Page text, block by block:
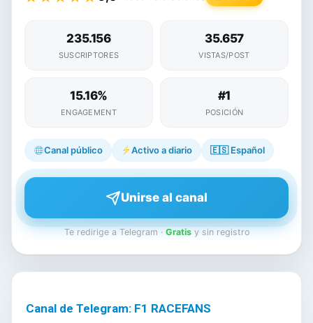
235.156
SUSCRIPTORES
35.657
VISTAS/POST
15.16%
ENGAGEMENT
#1
POSICIÓN
Canal público Activo a diario 🇪🇸Español
Unirse al canal
Te redirige a Telegram · Gratisy sin registro
Canal de Telegram: F1 RACEFANS